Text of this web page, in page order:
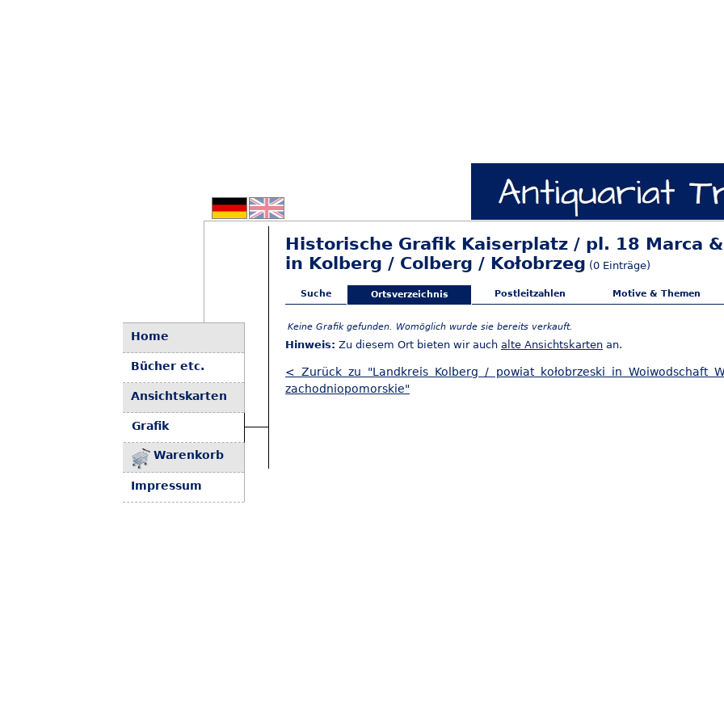
Home
Bücher etc.
Ansichtskarten
Grafik
Warenkorb
Impressum
Historische Grafik Kaiserplatz / pl. 18 Marca
in Kolberg / Colberg / Kołobrzeg (0 Einträge)
Suche Ortsverzeichnis Postleitzahlen Motive & Themen
Keine Grafik gefunden. Womöglich wurde sie bereits verkauft.
Hinweis: Zu diesem Ort bieten wir auch alte Ansichtskarten an.
< Zurück zu "Landkreis Kolberg / powiat kołobrzeski in Woiwodschaft
zachodniopomorskie"